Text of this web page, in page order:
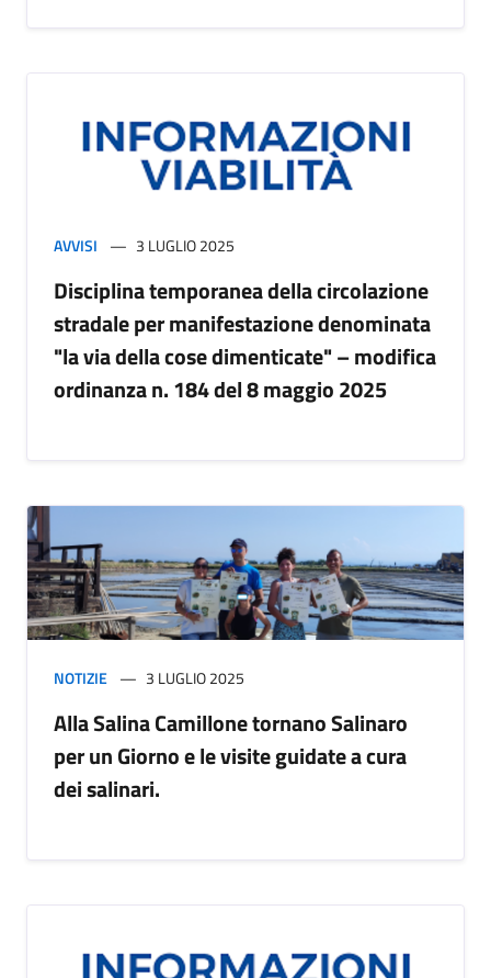
AVVISI 3 LUGLIO 2025
Disciplina temporanea della circolazione
stradale per manifestazione denominata
"la via della cose dimenticate" – modifica
ordinanza n. 184 del 8 maggio 2025
NOTIZIE 3 LUGLIO 2025
Alla Salina Camillone tornano Salinaro
per un Giorno e le visite guidate a cura
dei salinari.